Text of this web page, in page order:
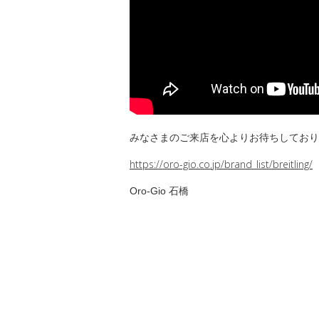
みなさまのご来店を心よりお待ちしており
https://oro-gio.co.jp/brand_list/breitling/
Oro-Gio 石橋